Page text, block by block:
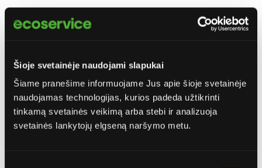
Šioje svetainėje naudojami slapukai
Šiame pranešime informuojame Jus apie šioje svetainėje
naudojamas technologijas, kurios padeda užtikrinti
tinkamą svetainės veikimą arba stebi ir analizuoja
svetainės lankytojų elgseną naršymo metu.
Norite užsisakyti paslaugą?
0
Palikite atsiliepimą
0
El. parduotuvė Palikite atsiliepimą